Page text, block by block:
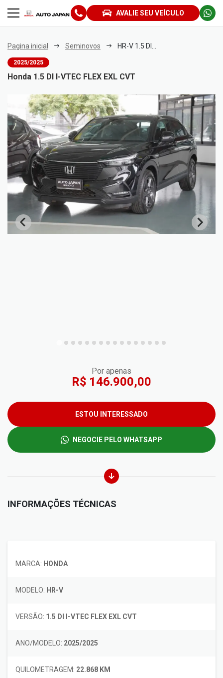
AVALIE SEU VEÍCULO
Pagina inicial Seminovos
2025/2025
Honda 1.5 DI I-VTEC FLEX EXL CVT
Por apenas
R$ 146.900,00
ESTOU INTERESSADO
NEGOCIE PELO WHATSAPP
INFORMAÇÕES TÉCNICAS
MARCA: HONDA
MODELO: HR-V
VERSÃO: 1.5 DI I-VTEC FLEX EXL CVT
ANO/MODELO: 2025/2025
QUILOMETRAGEM: 22.868 KM